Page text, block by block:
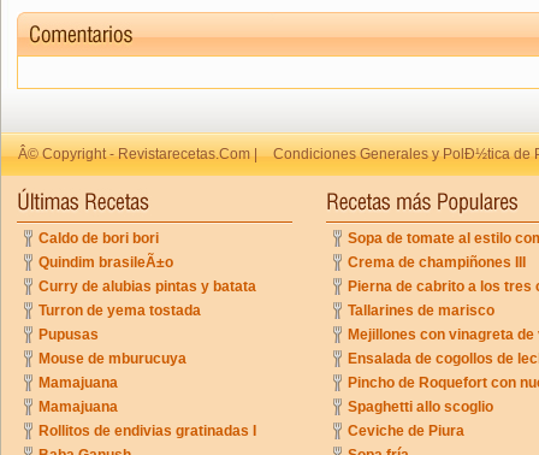
Â© Copyright - Revistarecetas.Com | Condiciones Generales y PolÐ½tica de
Caldo de bori bori
Quindim brasileÃ±o
Curry de alubias pintas y batata
Turron de yema tostada
Pupusas
Mouse de mburucuya
Mamajuana
Mamajuana
Rollitos de endivias gratinadas I
Sopa de tomate al estilo
Crema de champiñones III
Pierna de cabrito a los tres
Tallarines de marisco
Mejillones con vinagreta
Ensalada de cogollos de
Pincho de Roquefort con
Spaghetti allo scoglio
Ceviche de Piura